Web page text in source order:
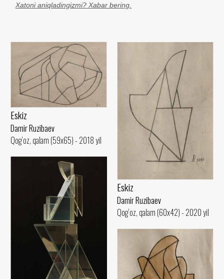
Xatoni aniqladingizmi? Xabar bering.
Eskiz
Damir Ruzibaev
Qog‘oz, qalam (59x65) - 2018 yil
Eskiz
Damir Ruzibaev
Qog‘oz, qalam (60x42) - 2020 yil